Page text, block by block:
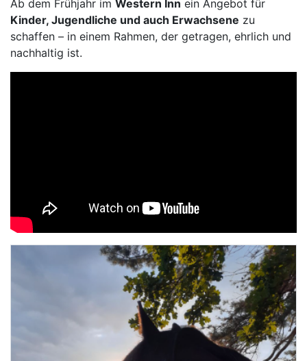
Ab dem Frühjahr im Western Inn ein Angebot für
Kinder, Jugendliche und auch Erwachsene zu
schaffen – in einem Rahmen, der getragen, ehrlich und
nachhaltig ist.